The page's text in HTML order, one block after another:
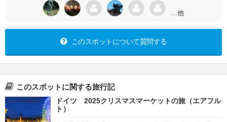
…他
このスポットについて質問する
このスポットに関する旅行記
ドイツ 2025クリスマスマーケットの旅（エアフル
ト）